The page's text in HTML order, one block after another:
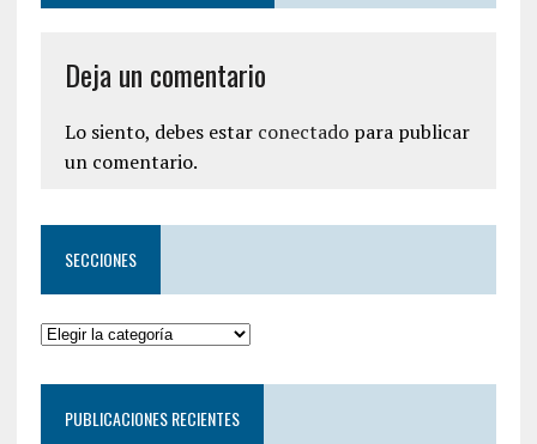
Deja un comentario
Lo siento, debes estar conectadopara publicar
un comentario.
SECCIONES
PUBLICACIONES RECIENTES